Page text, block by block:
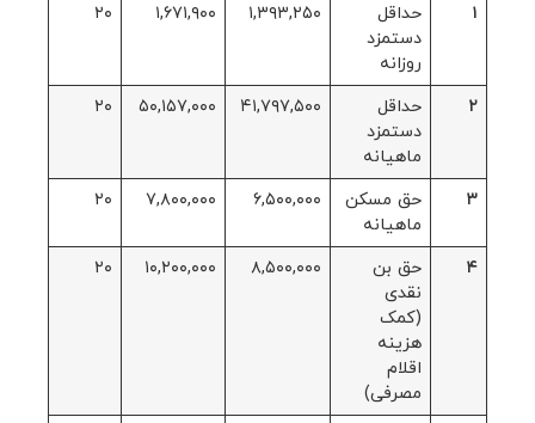
۱
حداقل
دستمزد
روزانه
۱,۳۹۳,۲۵۰ ۱,۶۷۱,۹۰۰ ۲۰
۲
حداقل
دستمزد
ماهیانه
۴۱,۷۹۷,۵۰۰ ۵۰,۱۵۷,۰۰۰ ۲۰
۳
حق مسکن
ماهیانه
۶,۵۰۰,۰۰۰ ۷,۸۰۰,۰۰۰ ۲۰
۴
حق بن
نقدی
(کمک
هزینه
اقلام
مصرفی)
۸,۵۰۰,۰۰۰ ۱۰,۲۰۰,۰۰۰ ۲۰